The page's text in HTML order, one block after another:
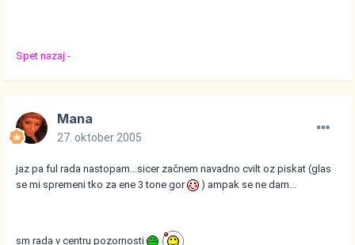
Spet nazaj -
Mana
27. oktober 2005
jaz pa ful rada nastopam...sicer začnem navadno cvilt oz piskat (glas
se mi spremeni tko za ene 3 tone gor
) ampak se ne dam...
sm rada v centru pozornosti